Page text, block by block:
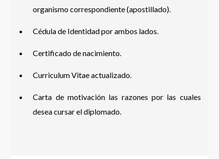
organismo correspondiente (apostillado).
Cédula de Identidad por ambos lados.
Certificado de nacimiento.
Curriculum Vitae actualizado.
Carta de motivación las razones por las cuales
desea cursar el diplomado.